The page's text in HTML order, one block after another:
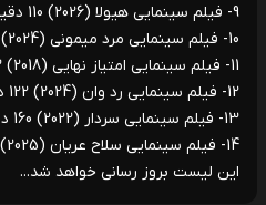
9- فیلم سینمایی هیولا (2026) 110 دقیقه - ساعت 00:25
10- فیلم سینمایی مرد میمونی (2024) 115 دقیقه - ساعت 02:15
11- فیلم سینمایی امتیاز نهایی (2018) 103 دقیقه - ساعت 04:10
12- فیلم سینمایی رد وان (2024) 122 دقیقه - ساعت 05:53
13- فیلم سینمایی سردار (2022) 160 دقیقه - ساعت 07:55
14- فیلم سینمایی سلاح عریان (2025) 78 دقیقه - ساعت 10:35
این لیست بروز رسانی خواهد شد...